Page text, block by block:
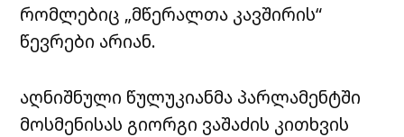
რომლებიც „მწერალთა კავშირის“
წევრები არიან.
აღნიშნული წულუკიანმა პარლამენტში
მოსმენისას გიორგი ვაშაძის კითხვის